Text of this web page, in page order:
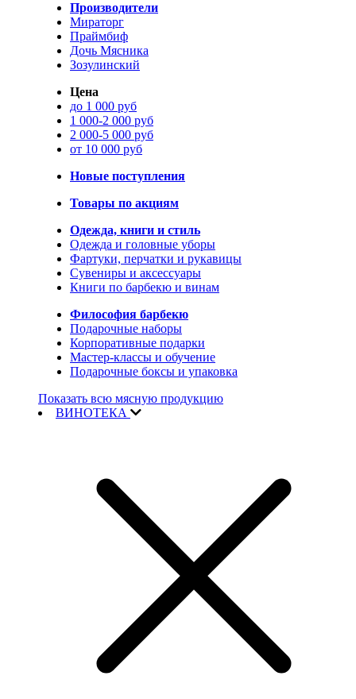
Производители
Мираторг
Праймбиф
Дочь Мясника
Зозулинский
Цена
до 1 000 руб
1 000-2 000 руб
2 000-5 000 руб
от 10 000 руб
Новые поступления
Товары по акциям
Одежда, книги и стиль
Одежда и головные уборы
Фартуки, перчатки и рукавицы
Сувениры и аксессуары
Книги по барбекю и винам
Философия барбекю
Подарочные наборы
Корпоративные подарки
Мастер-классы и обучение
Подарочные боксы и упаковка
Показать всю мясную продукцию
ВИНОТЕКА